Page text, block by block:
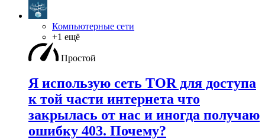
Компьютерные сети
+1 ещё
Простой
Я использую сеть TOR для доступа
к той части интернета что
закрылась от нас и иногда получаю
ошибку 403. Почему?